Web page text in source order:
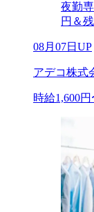
夜勤
円＆
08月07日UP
アデコ株式
時給1,600円